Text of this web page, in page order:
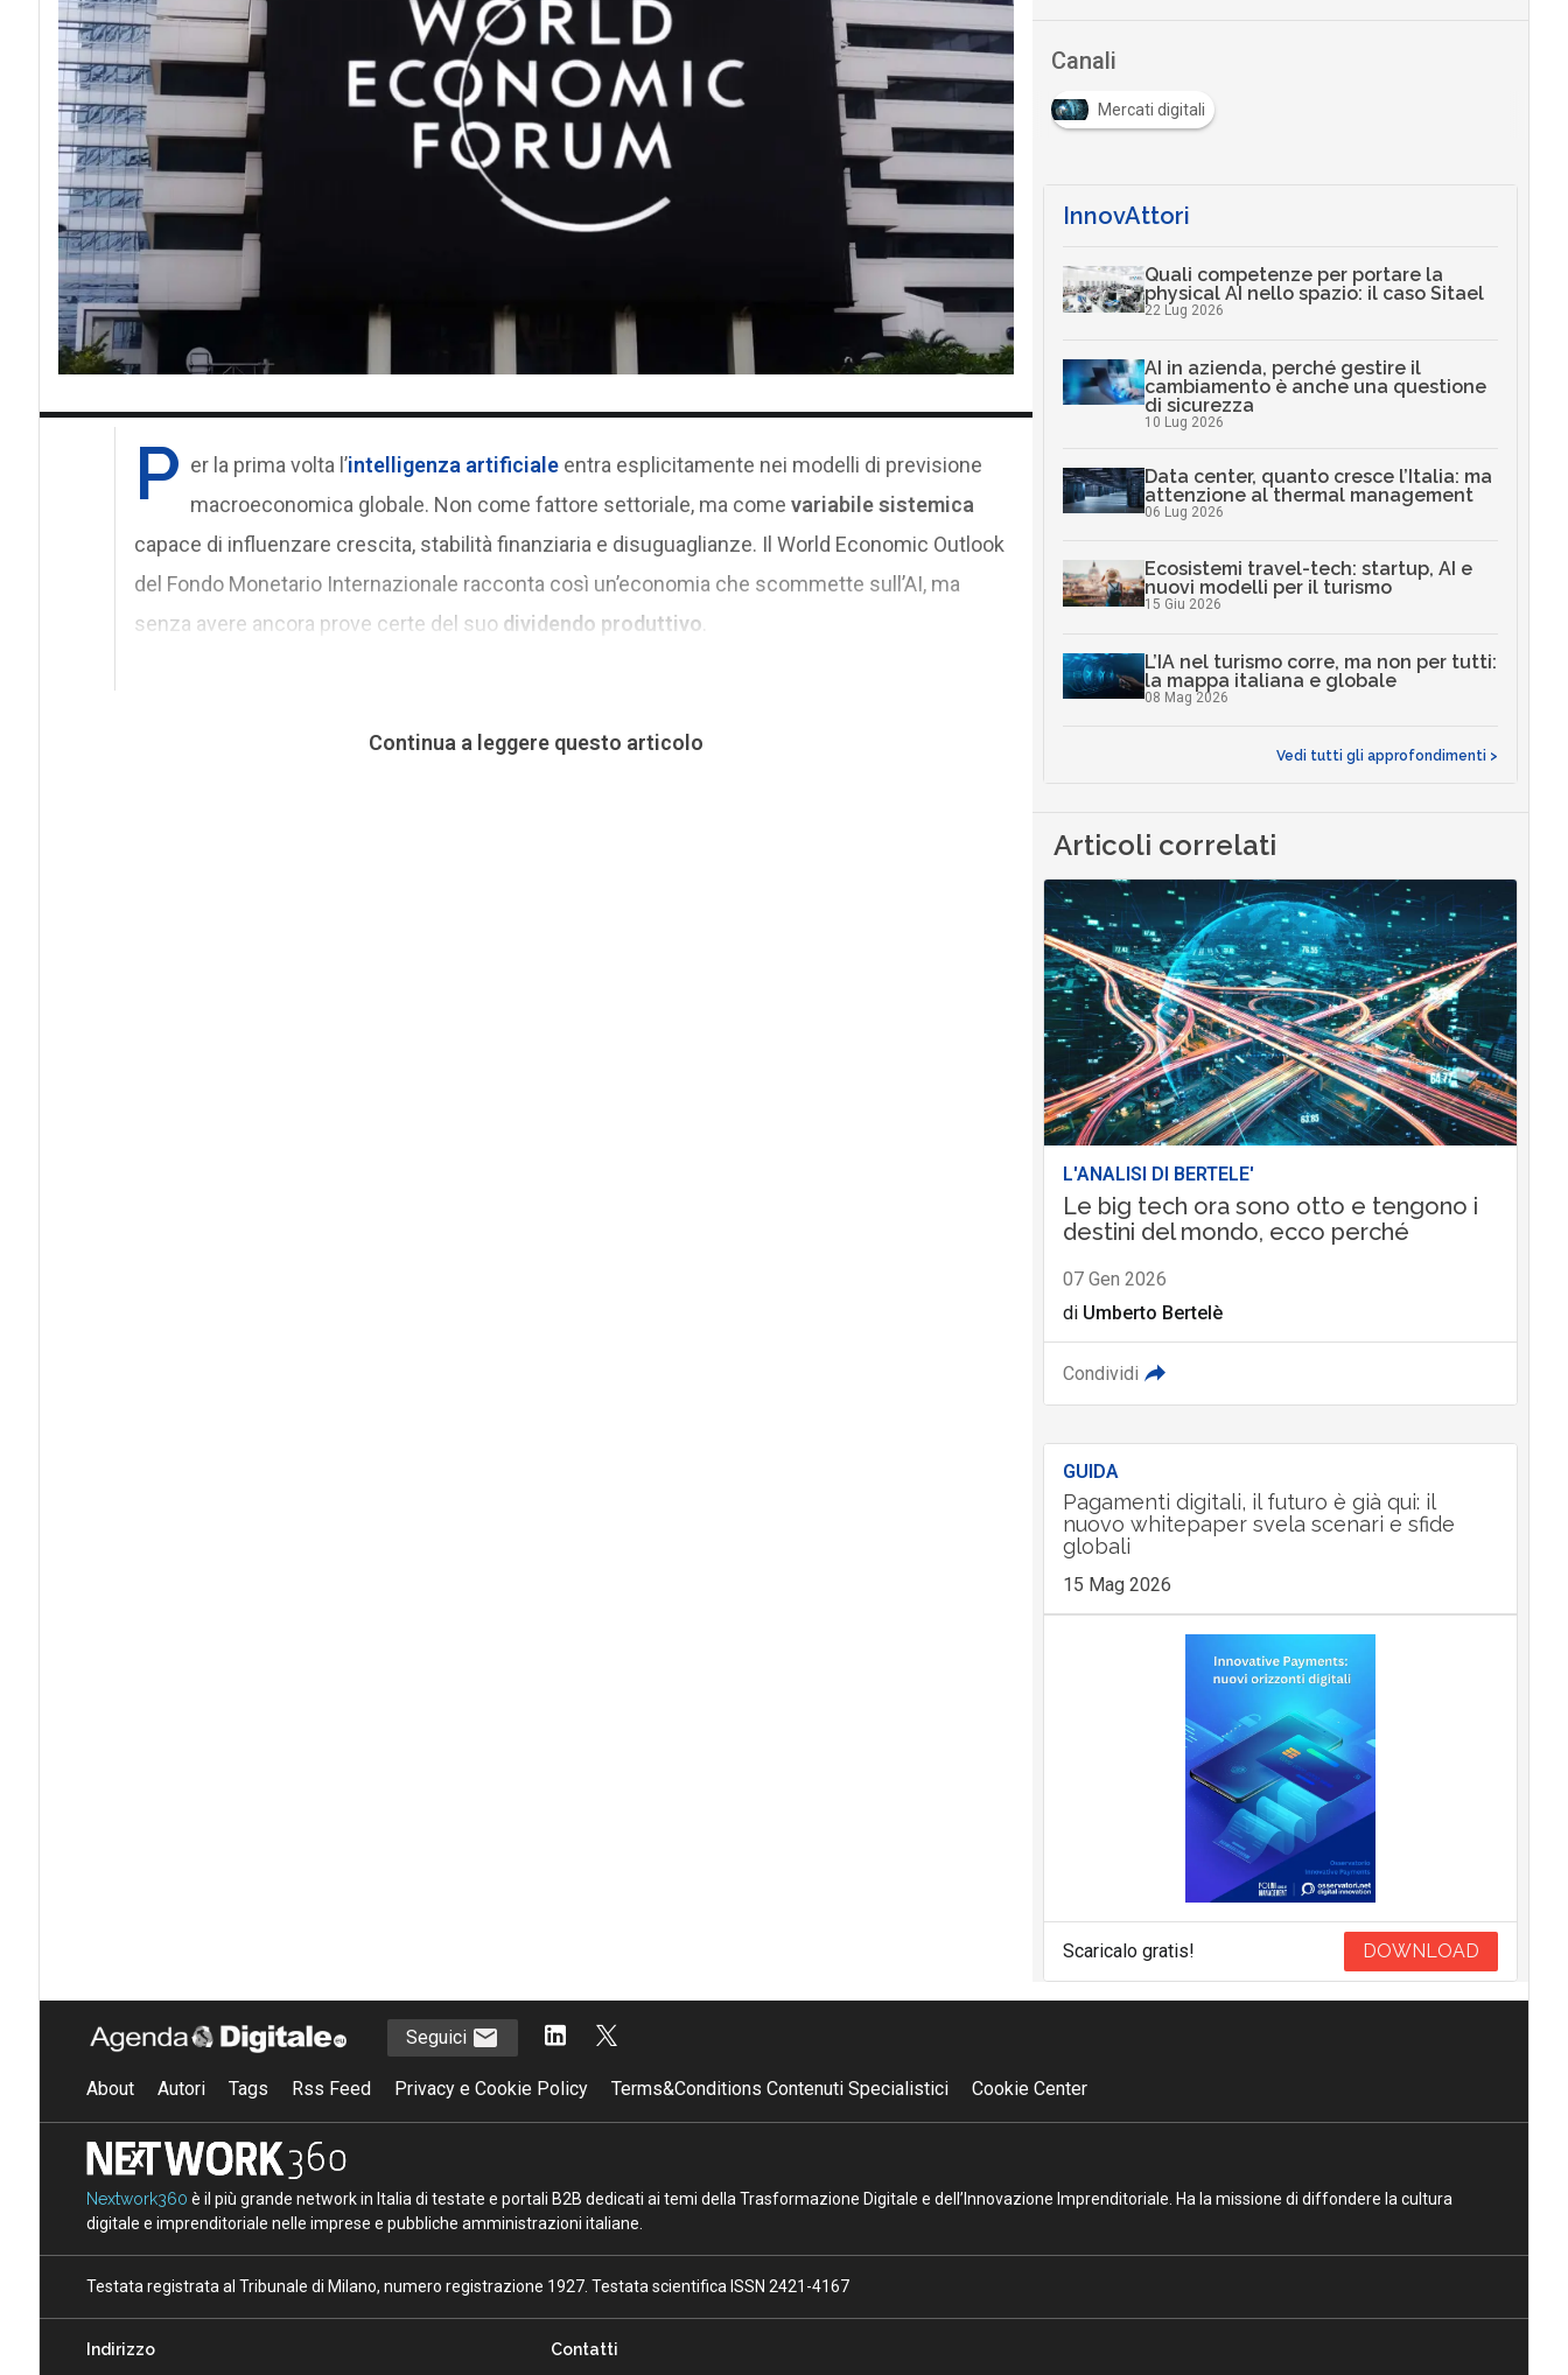
P er la prima volta l’intelligenza artificialeentra esplicitamente nei modelli di previsione
macroeconomica globale. Non come fattore settoriale, ma come variabile sistemica
capace di influenzare crescita, stabilità finanziaria e disuguaglianze. Il World Economic Outlook
del Fondo Monetario Internazionale racconta così un’economia che scommette sull’AI, ma
senza avere ancora prove certe del suo dividendo produttivo
Continua a leggere questo articolo
Canali
Mercati digitali
InnovAttori
Quali competenze per portare la
physical AI nello spazio: il caso Sitael
22 Lug 2026
AI in azienda, perché gestire il
cambiamento è anche una questione
di sicurezza
10 Lug 2026
Data center, quanto cresce l’Italia: ma
attenzione al thermal management
06 Lug 2026
Ecosistemi travel-tech: startup, AI e
nuovi modelli per il turismo
15 Giu 2026
L’IA nel turismo corre, ma non per tutti:
la mappa italiana e globale
08 Mag 2026
Vedi tutti gli approfondimenti >
Articoli correlati
L'ANALISI DI BERTELE'
Le big tech ora sono otto e tengono i
destini del mondo, ecco perché
07 Gen 2026
di Umberto Bertelè
Condividi
GUIDA
Pagamenti digitali, il futuro è già qui: il
nuovo whitepaper svela scenari e sfide
globali
15 Mag 2026
Scaricalo gratis! DOWNLOAD
Seguici
About Autori Tags Rss Feed Privacy e Cookie Policy Terms&Conditions Contenuti Specialistici Cookie Center
Nextwork360 è il più grande network in Italia di testate e portali B2B dedicati ai temi della Trasformazione Digitale e dell’Innovazione Imprenditoriale. Ha la missione di diffondere la cultura
digitale e imprenditoriale nelle imprese e pubbliche amministrazioni italiane.
Testata registrata al Tribunale di Milano, numero registrazione 1927. Testata scientifica ISSN 2421-4167
Indirizzo Contatti